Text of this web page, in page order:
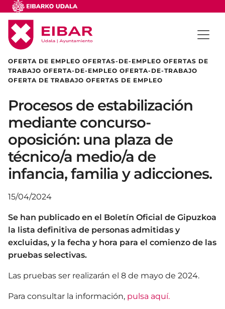
OFERTA DE EMPLEO OFERTAS-DE-EMPLEO OFERTAS DE
TRABAJO OFERTA-DE-EMPLEO OFERTA-DE-TRABAJO
OFERTA DE TRABAJO OFERTAS DE EMPLEO
Procesos de estabilización
mediante concurso-
oposición: una plaza de
técnico/a medio/a de
infancia, familia y adicciones.
15/04/2024
Se han publicado en el Boletín Oficial de Gipuzkoa
la lista definitiva de personas admitidas y
excluidas, y la fecha y hora para el comienzo de las
pruebas selectivas.
Las pruebas ser realizarán el 8 de mayo de 2024.
Para consultar la información, pulsa aquí.